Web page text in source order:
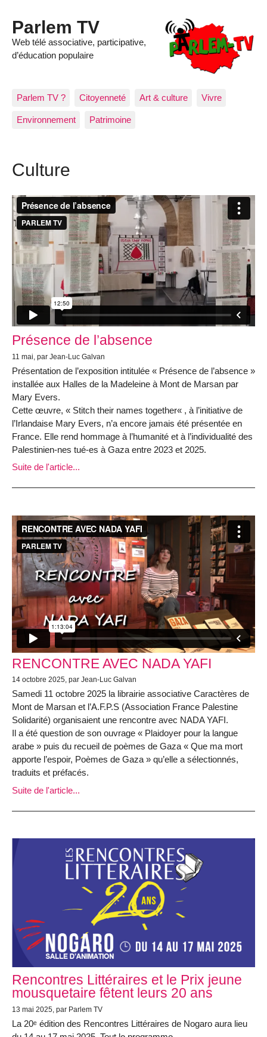
Parlem TV
Web télé associative, participative,
d’éducation populaire
Parlem TV ? Citoyenneté Art & culture Vivre
Environnement Patrimoine
Culture
Présence de l’absence
11 mai, par Jean-Luc Galvan
Présentation de l’exposition intitulée « Présence de l’absence »
installée aux Halles de la Madeleine à Mont de Marsan par
Mary Evers.
Cette œuvre, « Stitch their names together« , à l’initiative de
l’Irlandaise Mary Evers, n’a encore jamais été présentée en
France. Elle rend hommage à l’humanité et à l’individualité des
Palestinien-nes tué-es à Gaza entre 2023 et 2025.
Suite de l'article...
RENCONTRE AVEC NADA YAFI
14 octobre 2025, par Jean-Luc Galvan
Samedi 11 octobre 2025 la librairie associative Caractères de
Mont de Marsan et l’A.F.P.S (Association France Palestine
Solidarité) organisaient une rencontre avec NADA YAFI.
Il a été question de son ouvrage « Plaidoyer pour la langue
arabe » puis du recueil de poèmes de Gaza « Que ma mort
apporte l’espoir, Poèmes de Gaza » qu’elle a sélectionnés,
traduits et préfacés.
Suite de l'article...
Rencontres Littéraires et le Prix jeune
mousquetaire fêtent leurs 20 ans
13 mai 2025, par Parlem TV
La 20ᵉ édition des Rencontres Littéraires de Nogaro aura lieu